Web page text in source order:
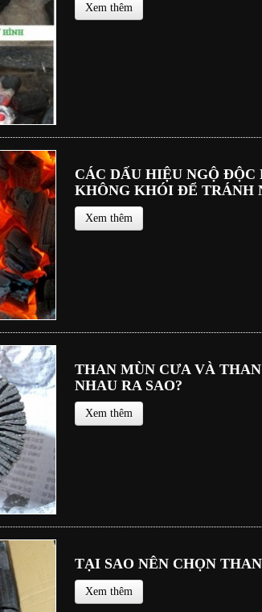
Xem thêm
CÁC DẤU HIỆU NGỘ
KHÔNG KHÓI ĐỂ TRÁNH
Xem thêm
THAN MÙN CƯA VÀ
NHAU RA SAO?
Xem thêm
TẠI SAO NÊN CHỌN
Xem thêm